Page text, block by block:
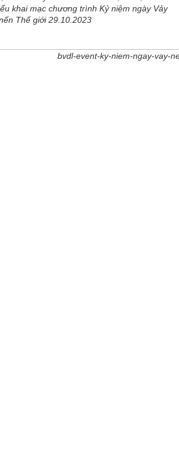
khai mạc chương trình Kỷ niệm ngày Vảy
Thế giới 29.10.2023